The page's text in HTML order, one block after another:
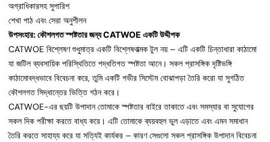
অগ্রাধিকারসহ সুপারিশ
শেখা পাঠ এবং সেরা অনুশীলন
উপসংহার: কৌশলগত স্পষ্টতার জন্য CATWOE একটি উদ্দীপক
CATWOE বিশ্লেষণ শুধুমাত্র একটি বিশ্লেষণাত্মক টুল নয় – এটি একটি চিন্তাধারা কাঠামো
যা জটিল ব্যবসায়িক পরিস্থিতিতে পদ্ধতিগত স্পষ্টতা আনে। সকল প্রাসঙ্গিক দৃষ্টিভঙ্গি
কাঠামোবদ্ধভাবে বিবেচনা করে, তুমি একটি গভীর সিস্টেম বোঝাপড়া তৈরি করো যা সুগঠিত
কৌশলগত সিদ্ধান্তের ভিত্তি গঠন করে।
CATWOE-এর ছয়টি উপাদান তোমাকে স্পষ্টতার বাইরে তাকাতে এবং সমস্যার বা সুযোগের
সকল দিক পরীক্ষা করতে বাধ্য করে। এটি তোমাকে ব্যয়বহুল ভুল এড়াতে এবং এমন সমাধান
তৈরি করতে সাহায্য করে যা সত্যিই কার্যকর – কারণ সেগুলো সকল প্রাসঙ্গিক উপাদান বিবেচনা